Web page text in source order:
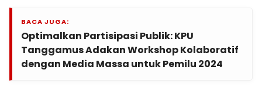
BACA JUGA:
Optimalkan Partisipasi Publik: KPU
Tanggamus Adakan Workshop Kolaboratif
dengan Media Massa untuk Pemilu 2024